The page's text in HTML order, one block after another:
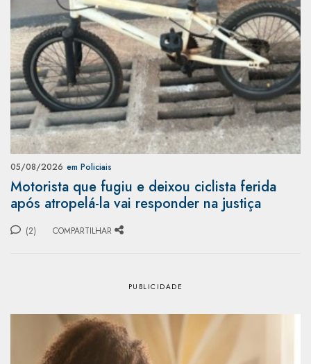
05/08/2026 em Policiais
Motorista que fugiu e deixou ciclista ferida
após atropelá-la vai responder na justiça
(2) COMPARTILHAR